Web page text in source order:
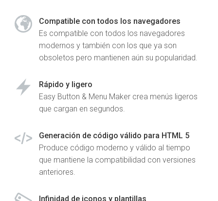
Compatible con todos los navegadores
Es compatible con todos los navegadores
modernos y también con los que ya son
obsoletos pero mantienen aún su popularidad.
Rápido y ligero
Easy Button & Menu Maker crea menús ligeros
que cargan en segundos.
Generación de código válido para HTML 5
Produce código moderno y válido al tiempo
que mantiene la compatibilidad con versiones
anteriores.
Infinidad de iconos y plantillas